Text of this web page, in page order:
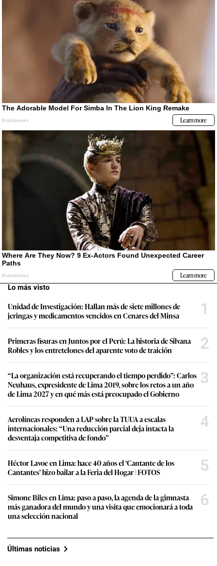
Lo más visto
Unidad de Investigación: Hallan más de siete millones de
jeringas y medicamentos vencidos en Cenares del Minsa
1
Primeras fisuras en Juntos por el Perú: La historia de Silvana
Robles y los entretelones del aparente voto de traición
2
“La organización está recuperando el tiempo perdido”: Carlos
Neuhaus, expresidente de Lima 2019, sobre los retos a un año
de Lima 2027 y en qué más está preocupado el Gobierno
3
Aerolíneas responden a LAP sobre la TUUA a escalas
internacionales: “Una reducción parcial deja intacta la
desventaja competitiva de fondo”
4
Héctor Lavoe en Lima: hace 40 años el ‘Cantante de los
Cantantes’ hizo bailar a la Feria del Hogar | FOTOS
5
Simone Biles en Lima: paso a paso, la agenda de la gimnasta
más ganadora del mundo y una visita que emocionará a toda
una selección nacional
6
Últimas noticias